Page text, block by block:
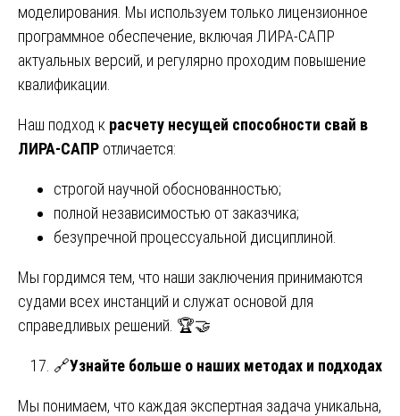
моделирования. Мы используем только лицензионное
программное обеспечение, включая ЛИРА-САПР
актуальных версий, и регулярно проходим повышение
квалификации.
Наш подход к расчету несущей способности свай в
ЛИРА-САПР отличается:
строгой научной обоснованностью;
полной независимостью от заказчика;
безупречной процессуальной дисциплиной.
Мы гордимся тем, что наши заключения принимаются
судами всех инстанций и служат основой для
справедливых решений. 🏆🤝
🔗Узнайте больше о наших методах и подходах
Мы понимаем, что каждая экспертная задача уникальна,